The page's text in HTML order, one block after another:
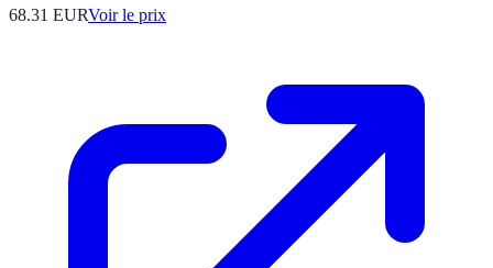
68.31 EURVoir le prix